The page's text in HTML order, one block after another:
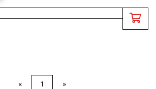
« 1 »